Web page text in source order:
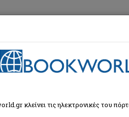
κλείνει τις ηλεκτρονικές του